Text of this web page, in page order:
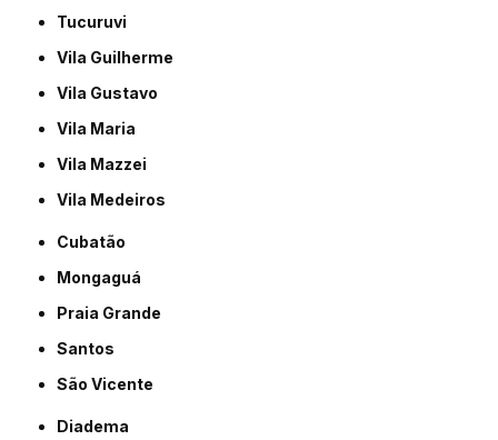
Tucuruvi
Vila Guilherme
Vila Gustavo
Vila Maria
Vila Mazzei
Vila Medeiros
Cubatão
Mongaguá
Praia Grande
Santos
São Vicente
Diadema